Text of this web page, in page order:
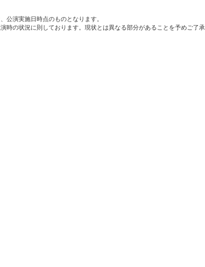
公演実施日時点のものとなります。
の状況に則しております。現状とは異なる部分があることを予めご了承